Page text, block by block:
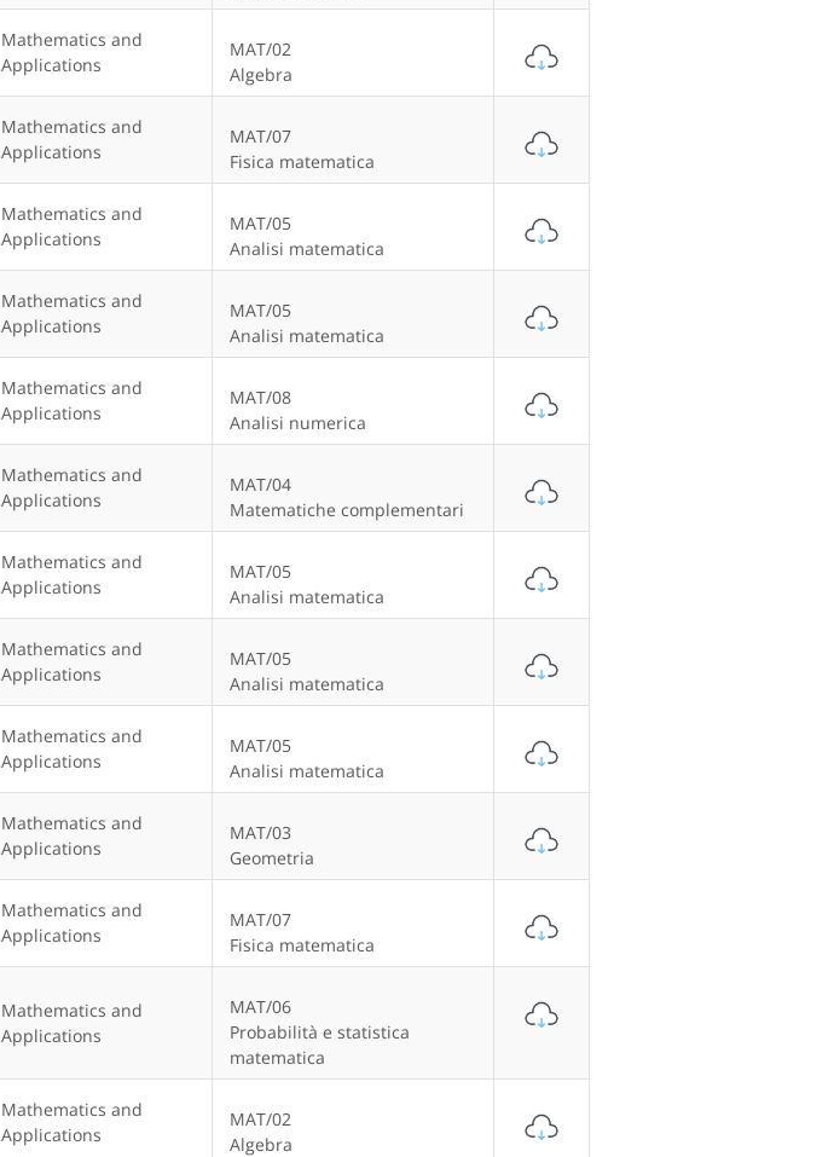
Mathematics and
Applications
MAT/02
Algebra
Mathematics and
Applications
MAT/07
Fisica matematica
Mathematics and
Applications
MAT/05
Analisi matematica
Mathematics and
Applications
MAT/05
Analisi matematica
Mathematics and
Applications
MAT/08
Analisi numerica
Mathematics and
Applications
MAT/04
Matematiche complementari
Mathematics and
Applications
MAT/05
Analisi matematica
Mathematics and
Applications
MAT/05
Analisi matematica
Mathematics and
Applications
MAT/05
Analisi matematica
Mathematics and
Applications
MAT/03
Geometria
Mathematics and
Applications
MAT/07
Fisica matematica
Mathematics and
Applications
MAT/06
Probabilità e statistica
matematica
Mathematics and
Applications
MAT/02
Algebra